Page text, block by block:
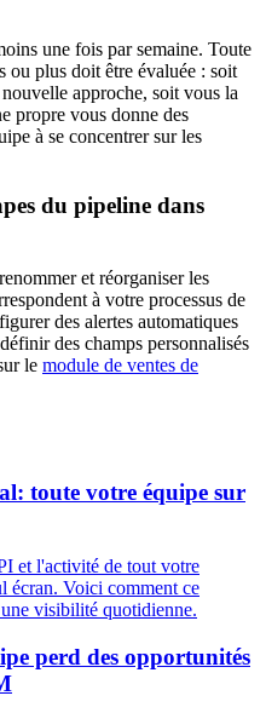
une fois par semaine. Toute
ou plus doit être évaluée : soit
approche, soit vous la
propre vous donne des
à se concentrer sur les
du pipeline dans
et réorganiser les
à votre processus de
des alertes automatiques
des champs personnalisés
le module de ventes de
toute votre équipe sur
et l'activité de tout votre
écran. Voici comment ce
visibilité quotidienne.
perd des opportunités